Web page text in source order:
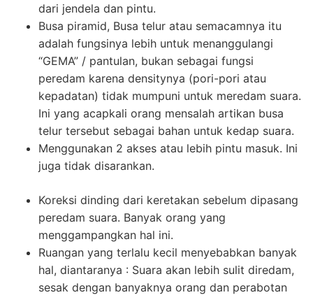
dari jendela dan pintu.
Busa piramid, Busa telur atau semacamnya itu
adalah fungsinya lebih untuk menanggulangi
“GEMA” / pantulan, bukan sebagai fungsi
peredam karena densitynya (pori-pori atau
kepadatan) tidak mumpuni untuk meredam suara.
Ini yang acapkali orang mensalah artikan busa
telur tersebut sebagai bahan untuk kedap suara.
Menggunakan 2 akses atau lebih pintu masuk. Ini
juga tidak disarankan.
Koreksi dinding dari keretakan sebelum dipasang
peredam suara. Banyak orang yang
menggampangkan hal ini.
Ruangan yang terlalu kecil menyebabkan banyak
hal, diantaranya : Suara akan lebih sulit diredam,
sesak dengan banyaknya orang dan perabotan